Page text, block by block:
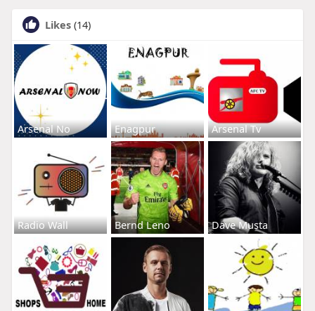
Likes (14)
Arsenal No Enagpur Arsenal Tv
Radio Wall Bernd Leno Dave Musta